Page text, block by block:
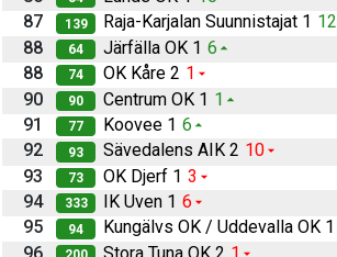
87
139 Raja-Karjalan Suunnistajat 1 12
88
64 Järfälla OK 1 6
88
74 OK Kåre 2 1
90
90 Centrum OK 1 1
91
77 Koovee 1 6
92
93 Sävedalens AIK 2 10
93
73 OK Djerf 1 3
94
333 IK Uven 1 6
95
94 Kungälvs OK / Uddevalla OK 1